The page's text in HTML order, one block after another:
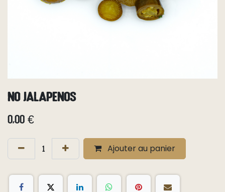
No Jalapenos
0,00 €
Ajouter au panier